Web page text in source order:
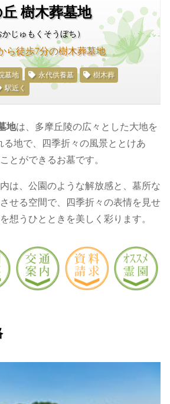
樹木葬墓地
じゅもくそうぼち）
ら徒歩7分の樹木葬墓地
墓地 永代供養墓
樹木葬
駅近く
地は、多摩丘陵の広々とした大地を
る地で、四季折々の風景ととけあ
とができるお墓です。
は、公園のような解放感と、墓所な
せる空間で、四季折々の表情を見せ
想うひとときを美しく彩ります。